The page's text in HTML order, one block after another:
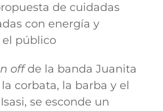
de cuidadas
con energía y
público
offde la banda Juanita
corbata, la barba y el
se esconde un